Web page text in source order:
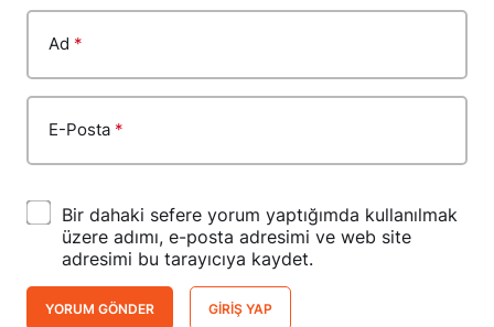
Ad *
E-Posta *
Bir dahaki sefere yorum yaptığımda kullanılmak
üzere adımı, e-posta adresimi ve web site
adresimi bu tarayıcıya kaydet.
YORUM GÖNDER GIRIŞ YAP